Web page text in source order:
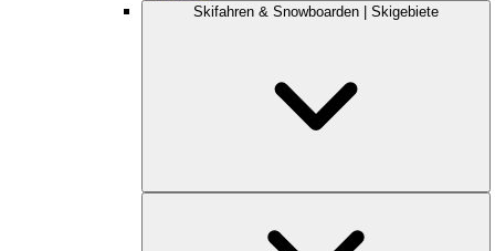
Skifahren & Snowboarden | Skigebiete